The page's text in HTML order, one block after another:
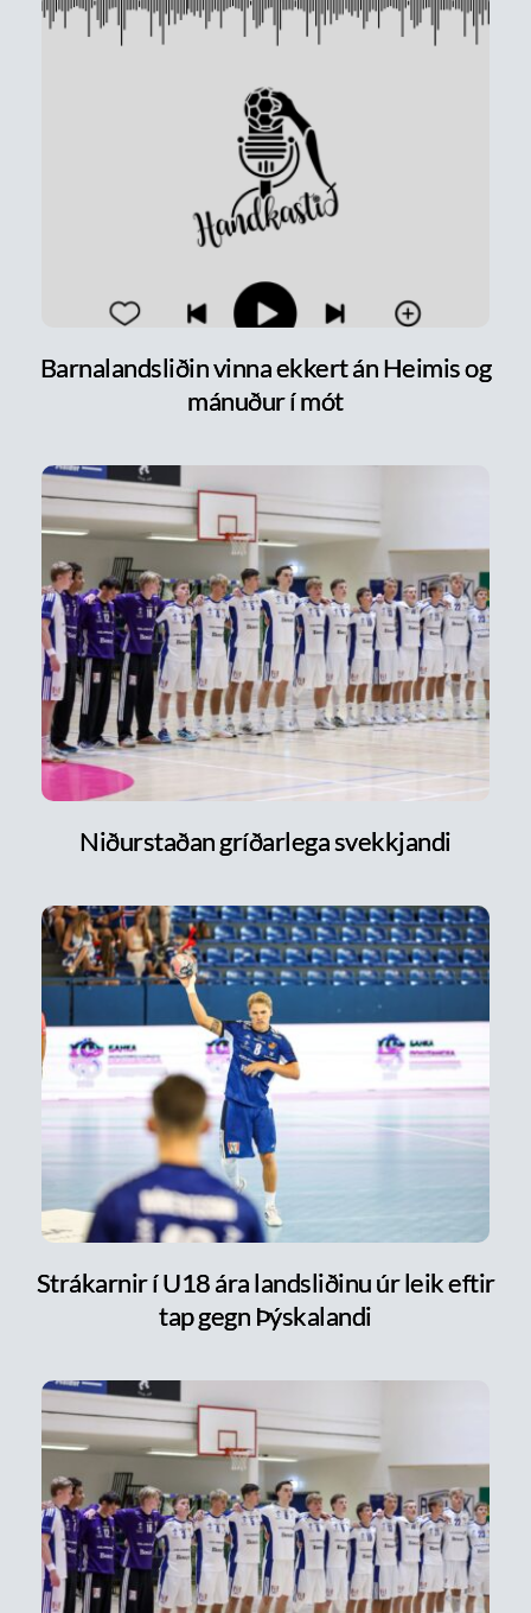
Barnalandsliðin vinna ekkert án Heimis og
mánuður í mót
Niðurstaðan gríðarlega svekkjandi
Strákarnir í U18 ára landsliðinu úr leik eftir
tap gegn Þýskalandi